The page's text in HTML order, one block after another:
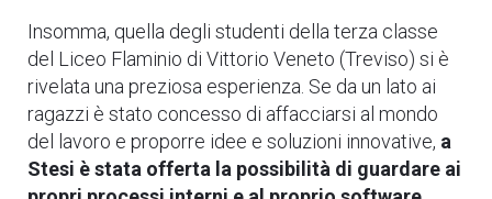
Insomma, quella degli studenti della terza classe
del Liceo Flaminio di Vittorio Veneto (Treviso) si è
rivelata una preziosa esperienza. Se da un lato ai
ragazzi è stato concesso di affacciarsi al mondo
del lavoro e proporre idee e soluzioni innovative, a
Stesi è stata offerta la possibilità di guardare ai